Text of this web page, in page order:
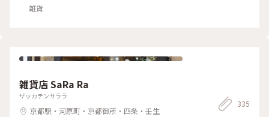
雑貨
雑貨店 SaRa Ra
ザッカテンサララ
京都駅・河原町・京都御所・四条・壬生
335